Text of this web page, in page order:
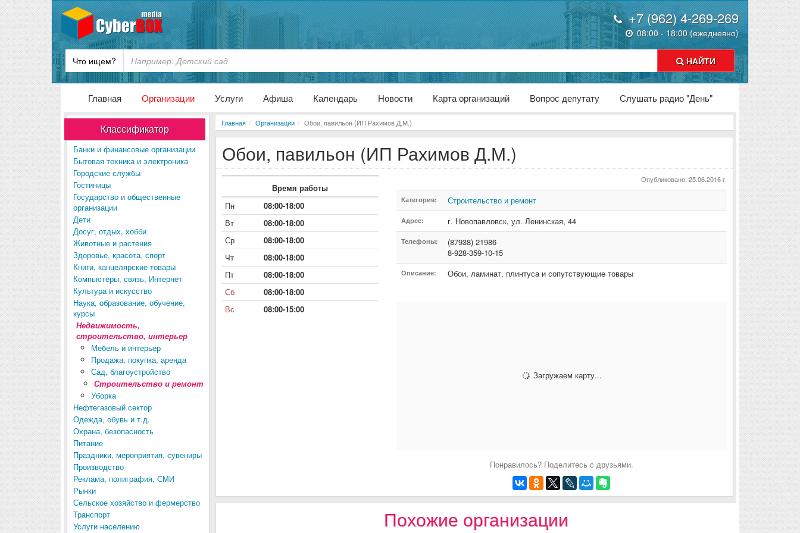
+7 (962) 4-269-269
08:00 - 18:00 (ежедневно)
Что ищем? НАЙТИ
Главная Организации Услуги Афиша Календарь Новости Карта организаций Вопрос депутату Слушать радио "День"
Классификатор
Банки и финансовые организации
Бытовая техника и электроника
Городские службы
Гостиницы
Государство и общественные
организации
Дети
Досуг, отдых, хобби
Животные и растения
Здоровье, красота, спорт
Книги, канцелярские товары
Компьютеры, связь, Интернет
Культура и искусство
Наука, образование, обучение,
курсы
Недвижимость,
строительство, интерьер
Мебель и интерьер
Продажа, покупка, аренда
Сад, благоустройство
Строительство и ремонт
Уборка
Нефтегазовый сектор
Одежда, обувь и т.д.
Охрана, безопасность
Питание
Праздники, мероприятия, сувениры
Производство
Реклама, полиграфия, СМИ
Рынки
Сельское хозяйство и фермерство
Транспорт
Услуги населению
Главная Организации Обои, павильон (ИП Рахимов Д.М.)
Обои, павильон (ИП Рахимов Д.М.)
Время работы
Пн
08:00-18:00
Вт
08:00-18:00
Ср
08:00-18:00
Чт
08:00-18:00
Пт
08:00-18:00
Сб
08:00-18:00
Вс
08:00-15:00
Опубликовано: 25.06.2016 г.
Категория: Строительство и ремонт
Адрес: г. Новопавловск, ул. Ленинская, 44
Телефоны:
(87938) 21986
8-928-359-10-15
Описание: Обои, ламинат, плинтуса и сопутствующие товары
Загружаем карту...
Понравилось? Поделитесь с друзьями.
Похожие организации